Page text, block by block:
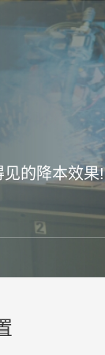
见的降本效果!